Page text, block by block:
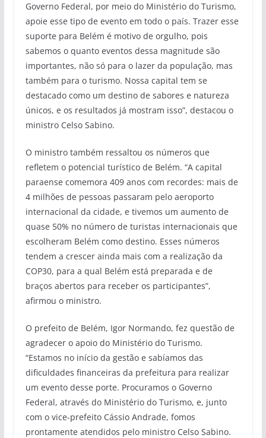
Governo Federal, por meio do Ministério do Turismo,
apoie esse tipo de evento em todo o país. Trazer esse
suporte para Belém é motivo de orgulho, pois
sabemos o quanto eventos dessa magnitude são
importantes, não só para o lazer da população, mas
também para o turismo. Nossa capital tem se
destacado como um destino de sabores e natureza
únicos, e os resultados já mostram isso”, destacou o
ministro Celso Sabino.
O ministro também ressaltou os números que
refletem o potencial turístico de Belém. “A capital
paraense comemora 409 anos com recordes: mais de
4 milhões de pessoas passaram pelo aeroporto
internacional da cidade, e tivemos um aumento de
quase 50% no número de turistas internacionais que
escolheram Belém como destino. Esses números
tendem a crescer ainda mais com a realização da
COP30, para a qual Belém está preparada e de
braços abertos para receber os participantes”,
afirmou o ministro.
O prefeito de Belém, Igor Normando, fez questão de
agradecer o apoio do Ministério do Turismo.
“Estamos no início da gestão e sabíamos das
dificuldades financeiras da prefeitura para realizar
um evento desse porte. Procuramos o Governo
Federal, através do Ministério do Turismo, e, junto
com o vice-prefeito Cássio Andrade, fomos
prontamente atendidos pelo ministro Celso Sabino.